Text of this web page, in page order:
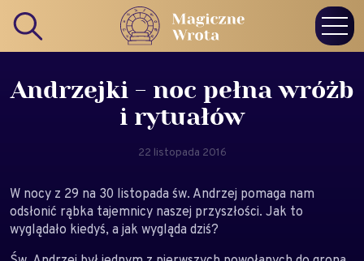
Andrzejki - noc pełna wróżb
i rytuałów
22 listopada 2016
W nocy z 29 na 30 listopada św. Andrzej pomaga nam
odsłonić rąbka tajemnicy naszej przyszłości. Jak to
wyglądało kiedyś, a jak wygląda dziś?